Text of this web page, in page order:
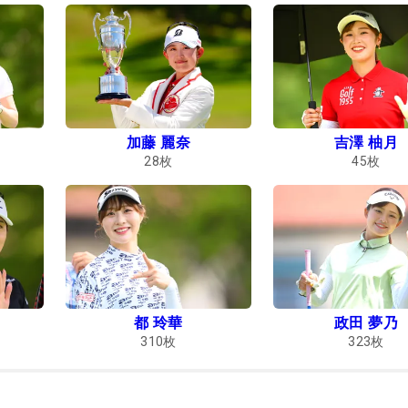
加藤 麗奈
28枚
吉澤 柚月
45枚
都 玲華
310枚
政田 夢乃
323枚